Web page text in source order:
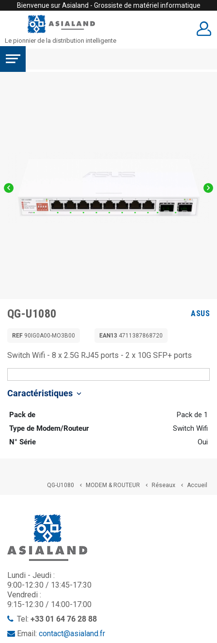
Bienvenue sur Asialand - Grossiste de matériel informatique
Le pionnier de la distribution intelligente
 
QG-U1080 ASUS
REF 90IG0A00-MO3B00 EAN13 4711387868720
Switch Wifi - 8 x 2.5G RJ45 ports - 2 x 10G SFP+ ports
Caractéristiques keyboard_arrow_down
Pack de
Pack de 1
Type de Modem/Routeur
Switch Wifi
N° Série
Oui
Accueil

Réseaux

MODEM & ROUTEUR

QG-U1080
Lundi - Jeudi :
9:00-12:30 / 13:45-17:30
Vendredi :
9:15-12:30 / 14:00-17:00
Tel: +33 01 64 76 28 88
Email: contact@asialand.fr